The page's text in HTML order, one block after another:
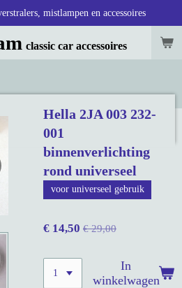
classic car accessoires
mistlampen en accessoires
Hella 2JA 003 232-
001
binnenverlichting
rond universeel
voor universeel gebruik
€ 14,50 € 29,00
In
winkelwagen